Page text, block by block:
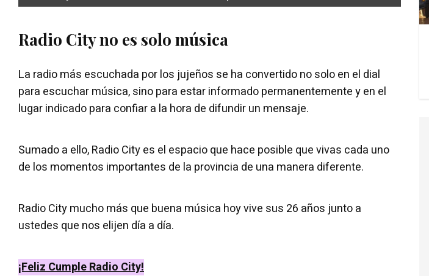
Radio City no es solo música
La radio más escuchada por los jujeños se ha convertido no solo en el dial
para escuchar música, sino para estar informado permanentemente y en el
lugar indicado para confiar a la hora de difundir un mensaje.
Sumado a ello, Radio City es el espacio que hace posible que vivas cada uno
de los momentos importantes de la provincia de una manera diferente.
Radio City mucho más que buena música hoy vive sus 26 años junto a
ustedes que nos elijen día a día.
¡Feliz Cumple Radio City!